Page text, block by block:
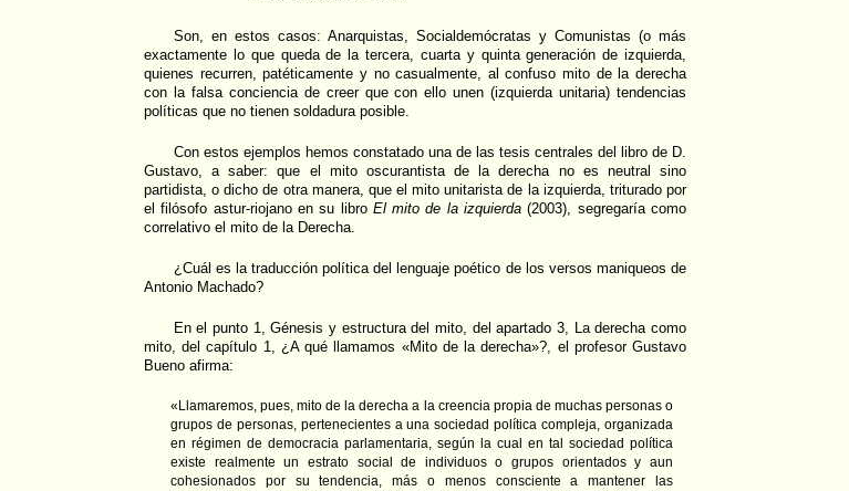
Son, en estos casos: Anarquistas, Socialdemócratas y Comunistas (o más
exactamente lo que queda de la tercera, cuarta y quinta generación de izquierda,
quienes recurren, patéticamente y no casualmente, al confuso mito de la derecha
con la falsa conciencia de creer que con ello unen (izquierda unitaria) tendencias
políticas que no tienen soldadura posible.
Con estos ejemplos hemos constatado una de las tesis centrales del libro de D.
Gustavo, a saber: que el mito oscurantista de la derecha no es neutral sino
partidista, o dicho de otra manera, que el mito unitarista de la izquierda, triturado por
el filósofo astur-riojano en su libro El mito de la izquierda (2003), segregaría como
correlativo el mito de la Derecha.
¿Cuál es la traducción política del lenguaje poético de los versos maniqueos de
Antonio Machado?
En el punto 1, Génesis y estructura del mito, del apartado 3, La derecha como
mito, del capítulo 1, ¿A qué llamamos «Mito de la derecha»?, el profesor Gustavo
Bueno afirma:
«Llamaremos, pues, mito de la derecha a la creencia propia de muchas personas o
grupos de personas, pertenecientes a una sociedad política compleja, organizada
en régimen de democracia parlamentaria, según la cual en tal sociedad política
existe realmente un estrato social de individuos o grupos orientados y aun
cohesionados por su tendencia, más o menos consciente a mantener las